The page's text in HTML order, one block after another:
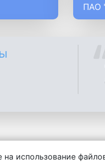
ПАО
ответственности за
на использование